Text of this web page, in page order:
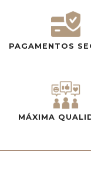
PAGAMENTOS
MÁXIMA